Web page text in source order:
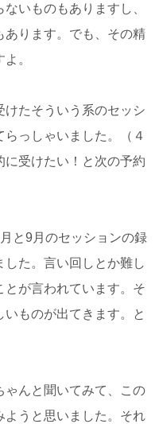
いものもありますし、
あります。でも、その精
。
たそういう系のセッシ
らっしゃいました。（４
受けたい！と次の予約
と9月のセッションの録
た。言い回しとか難し
が言われています。そ
ものが出てきます。と
ゃんと聞いてみて、この
ようと思いました。それ